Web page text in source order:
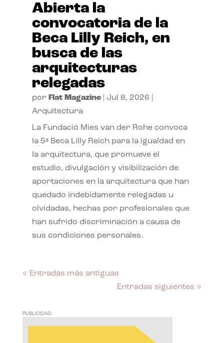
Abierta la
convocatoria de la
Beca Lilly Reich, en
busca de las
arquitecturas
relegadas
por Flat Magazine| Jul 8, 2026
Arquitectura
La Fundació Mies van der Rohe convoca
la 5ª Beca Lilly Reich para la igualdad en
la arquitectura, que promueve el
estudio, divulgación y visibilización de
aportaciones en la arquitectura que han
quedado indebidamente relegadas u
olvidadas, hechas por profesionales que
han sufrido discriminación a causa de
sus condiciones personales.
« Entradas más antiguas
Entradas siguientes »
PUBLICIDAD